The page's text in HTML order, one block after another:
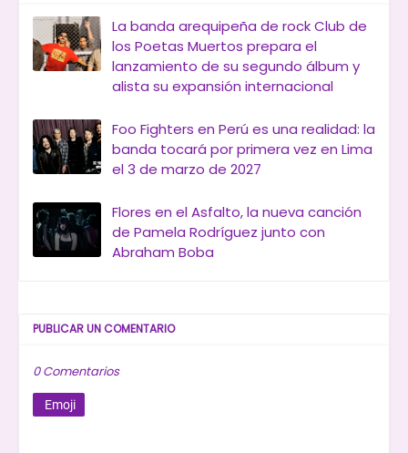
La banda arequipeña de rock Club de
los Poetas Muertos prepara el
lanzamiento de su segundo álbum y
alista su expansión internacional
Foo Fighters en Perú es una realidad: la
banda tocará por primera vez en Lima
el 3 de marzo de 2027
Flores en el Asfalto, la nueva canción
de Pamela Rodríguez junto con
Abraham Boba
PUBLICAR UN COMENTARIO
0 Comentarios
Emoji